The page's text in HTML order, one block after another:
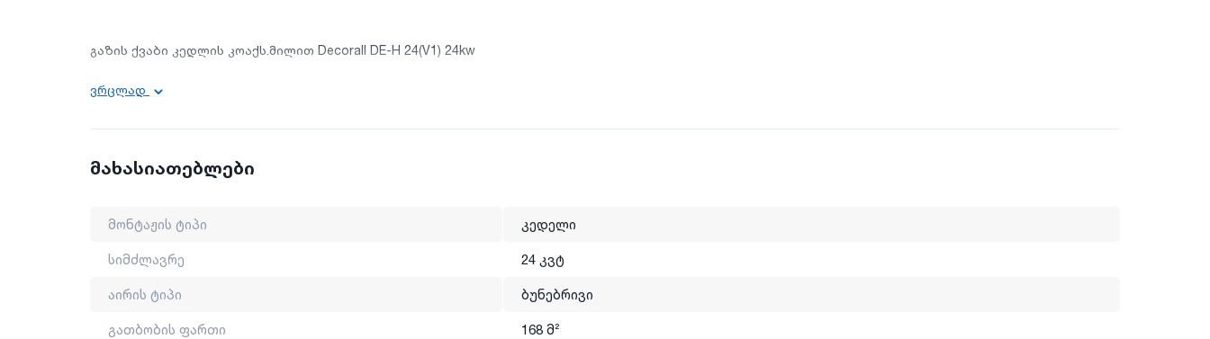
გაზის ქვაბი კედლის კოაქს.მილით Decorall DE-H 24(V1) 24kw
გათბობის ფართი: 168 მ²
დამატებიტი უპირატესობები: LED დისპლეი, მარტივი მართვა, ორი სითბოს გადამცვლელი, ენერგიის დაზოგვის
ვრცლად
მახასიათებლები
მონტაჟის ტიპი კედელი
სიმძლავრე 24 კვტ
აირის ტიპი ბუნებრივი
გათბობის ფართი 168 მ²